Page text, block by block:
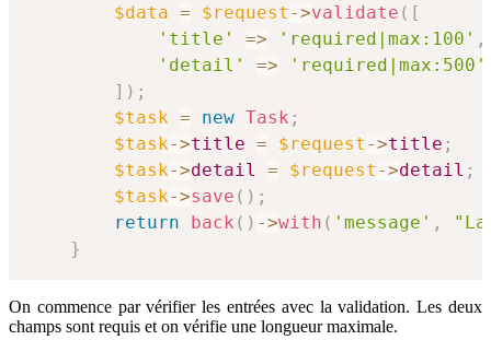
$data = $request ->validate ( [
'title'
=> 'required|max:100' ,
'detail'
=> 'required|max:500'
] ) ;
$task = new Task ;
$task->title = $request ->title ;
$task->detail = $request ->detail ;
$task->save ( ) ;
return
back ( ) ->with ( 'message' ,
}
On commence par vérifier les entrées avec la validation. Les deux
champs sont requis et on vérifie une longueur maximale.